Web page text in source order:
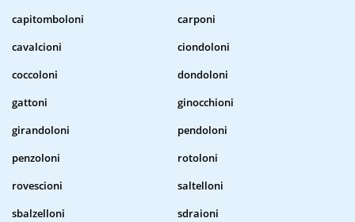
capitomboloni
carponi
cavalcioni
ciondoloni
coccoloni
dondoloni
gattoni
ginocchioni
girandoloni
pendoloni
penzoloni
rotoloni
rovescioni
saltelloni
sbalzelloni
sdraioni